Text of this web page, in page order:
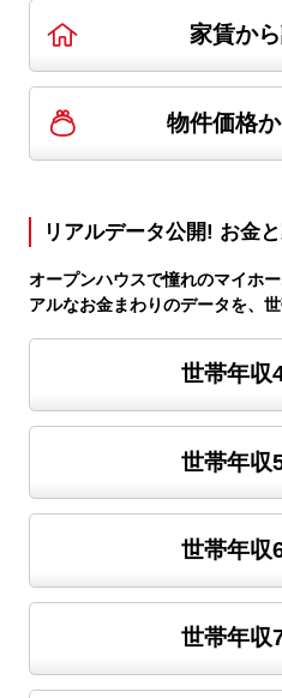
家賃か
物件価格
リアルデータ公開! お金
オープンハウスで憧れのマイホ
アルなお金まわりのデータを、
世帯年収
世帯年収
世帯年収
世帯年収